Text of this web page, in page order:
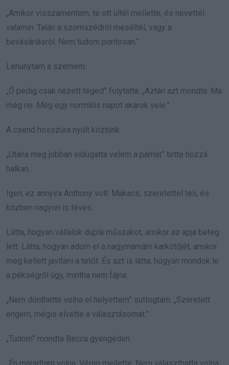
„Amikor visszamentem, te ott ültél mellette, és nevettél
valamin. Talán a szomszédról meséltél, vagy a
bevásárlásról. Nem tudom pontosan.”
Lehunytam a szemem.
„Ő pedig csak nézett téged” folytatta. „Aztán azt mondta: Ma
még ne. Még egy normális napot akarok vele.”
A csend hosszúra nyúlt köztünk.
„Utána még jobban eldugatta velem a párnát” tette hozzá
halkan.
Igen, ez annyira Anthony volt. Makacs, szeretettel teli, és
közben nagyon is téves.
Látta, hogyan vállalok dupla műszakot, amikor az apja beteg
lett. Látta, hogyan adom el a nagymamám karkötőjét, amikor
meg kellett javítani a tetőt. És azt is látta, hogyan mondok le
a pékségről úgy, mintha nem fájna.
„Nem dönthette volna el helyettem” suttogtam. „Szeretett
engem, mégis elvette a választásomat.”
„Tudom” mondta Becca gyengéden.